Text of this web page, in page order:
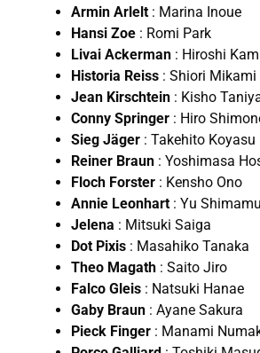
Armin Arlelt : Marina Inoue
Hansi Zoe : Romi Park
Livai Ackerman : Hiroshi
Historia Reiss : Shiori Mikami
Jean Kirschtein : Kisho
Conny Springer : Hiro
Sieg Jäger : Takehito Koyasu
Reiner Braun : Yoshimasa
Floch Forster : Kensho Ono
Annie Leonhart : Yu
Jelena : Mitsuki Saiga
Dot Pixis : Masahiko Tanaka
Theo Magath : Saito Jiro
Falco Gleis : Natsuki Hanae
Gaby Braun : Ayane Sakura
Pieck Finger : Manami